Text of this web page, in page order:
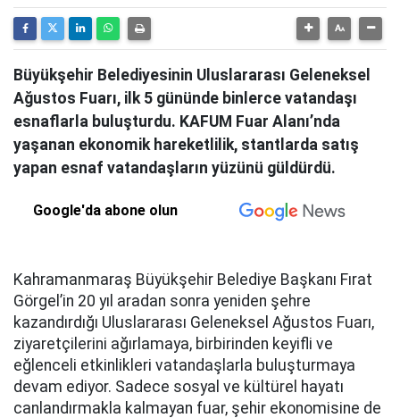
Büyükşehir Belediyesinin Uluslararası Geleneksel
Ağustos Fuarı, ilk 5 gününde binlerce vatandaşı
esnaflarla buluşturdu. KAFUM Fuar Alanı’nda
yaşanan ekonomik hareketlilik, stantlarda satış
yapan esnaf vatandaşların yüzünü güldürdü.
Google'da abone olun
Kahramanmaraş Büyükşehir Belediye Başkanı Fırat
Görgel’in 20 yıl aradan sonra yeniden şehre
kazandırdığı Uluslararası Geleneksel Ağustos Fuarı,
ziyaretçilerini ağırlamaya, birbirinden keyifli ve
eğlenceli etkinlikleri vatandaşlarla buluşturmaya
devam ediyor. Sadece sosyal ve kültürel hayatı
canlandırmakla kalmayan fuar, şehir ekonomisine de